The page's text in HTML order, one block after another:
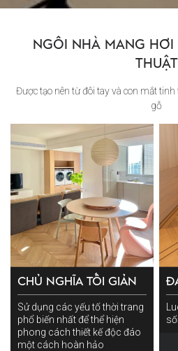
NGÔI NHÀ MANG HƠI
THUẬT
Được tạo nên từ đôi tay và con mắt
gỗ
CHỦ NGHĨA TỐI GIẢN
Sử dụng các yếu tố thời trang
phổ biến nhất để thể hiện
phong cách thiết kế độc đáo
một cách hoàn hảo